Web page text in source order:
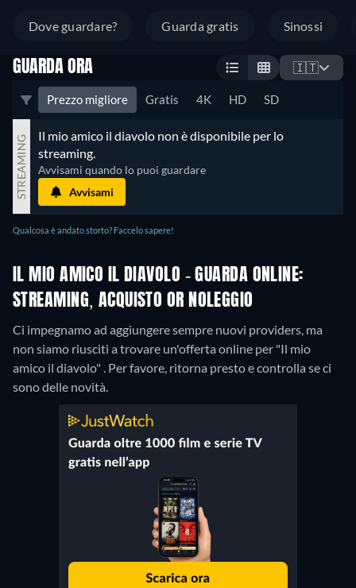
Dove guardare? Guarda gratis Sinossi
GUARDA ORA 🇮🇹
Prezzo migliore Gratis 4K HD SD
STREAMING
Il mio amico il diavolo non è disponibile per lo
streaming.
Avvisami quando lo puoi guardare
Avvisami
Qualcosa è andato storto? Faccelo sapere!
IL MIO AMICO IL DIAVOLO - GUARDA ONLINE:
STREAMING, ACQUISTO OR NOLEGGIO
Ci impegnamo ad aggiungere sempre nuovi providers, ma
non siamo riusciti a trovare un'offerta online per "Il mio
amico il diavolo" . Per favore, ritorna presto e controlla se ci
sono delle novità.